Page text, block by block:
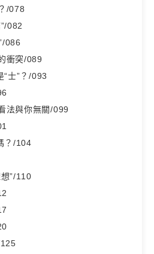
/078
082
086
衝突/089
“士”？/093
法與你無關/099
？/104
”/110